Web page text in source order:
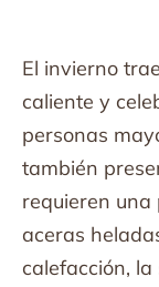
El invierno
caliente y
personas
también
requieren una
aceras
calefacción,